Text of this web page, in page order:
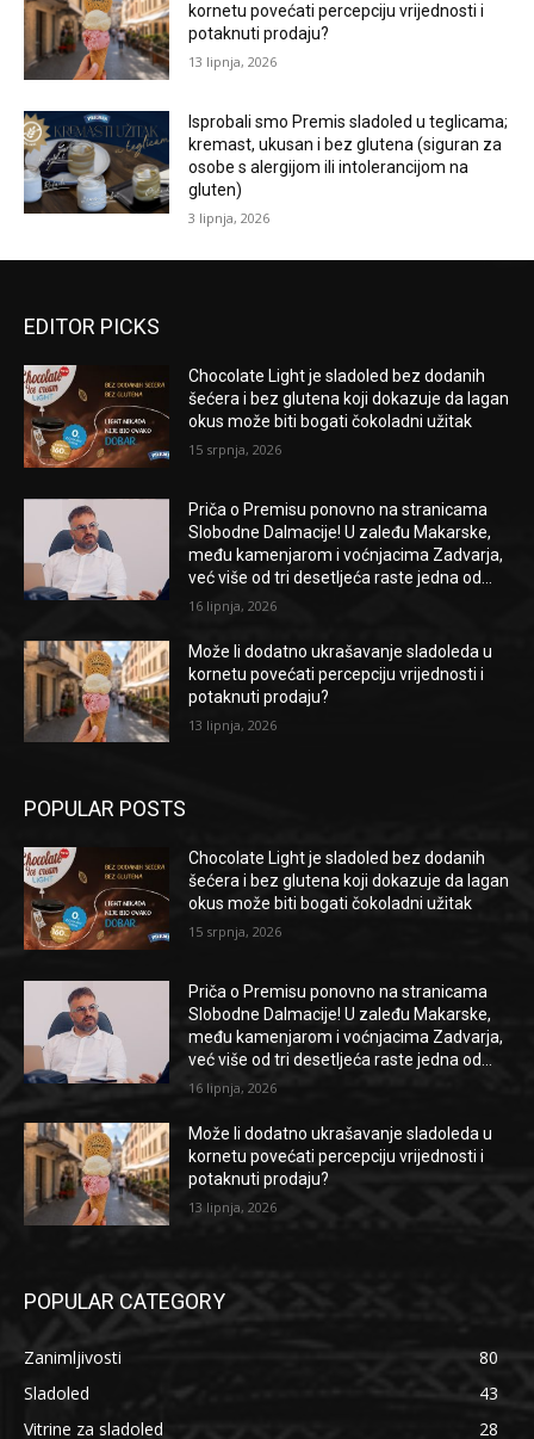
kornetu povećati percepciju vrijednosti i
potaknuti prodaju?
13 lipnja, 2026
Isprobali smo Premis sladoled u teglicama;
kremast, ukusan i bez glutena (siguran za
osobe s alergijom ili intolerancijom na
gluten)
3 lipnja, 2026
EDITOR PICKS
Chocolate Light je sladoled bez dodanih
šećera i bez glutena koji dokazuje da lagan
okus može biti bogati čokoladni užitak
15 srpnja, 2026
Priča o Premisu ponovno na stranicama
Slobodne Dalmacije! U zaleđu Makarske,
među kamenjarom i voćnjacima Zadvarja,
već više od tri desetljeća raste jedna od...
16 lipnja, 2026
Može li dodatno ukrašavanje sladoleda u
kornetu povećati percepciju vrijednosti i
potaknuti prodaju?
13 lipnja, 2026
POPULAR POSTS
Chocolate Light je sladoled bez dodanih
šećera i bez glutena koji dokazuje da lagan
okus može biti bogati čokoladni užitak
15 srpnja, 2026
Priča o Premisu ponovno na stranicama
Slobodne Dalmacije! U zaleđu Makarske,
među kamenjarom i voćnjacima Zadvarja,
već više od tri desetljeća raste jedna od...
16 lipnja, 2026
Može li dodatno ukrašavanje sladoleda u
kornetu povećati percepciju vrijednosti i
potaknuti prodaju?
13 lipnja, 2026
POPULAR CATEGORY
Zanimljivosti
80
Sladoled
43
Vitrine za sladoled
28